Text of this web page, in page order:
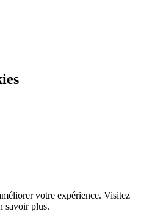
votre expérience. Visitez
savoir plus.